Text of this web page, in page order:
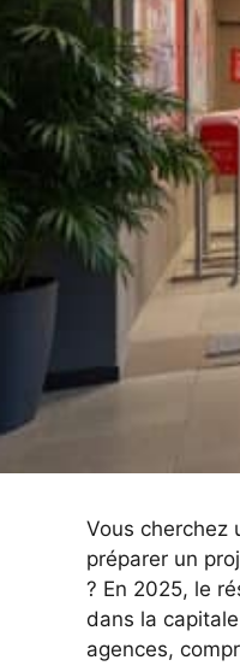
Vous cherchez
préparer un
? En 2025, le
dans la
agences,